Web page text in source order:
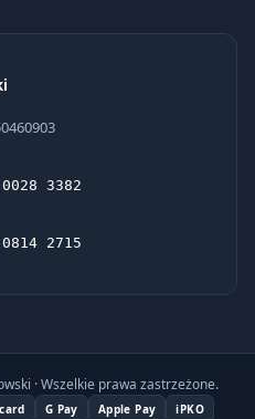
3382
2715
· Wszelkie prawa zastrzeżone.
G Pay Apple Pay
iPKO